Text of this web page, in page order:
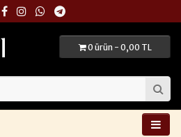
0 ürün - 0,00 TL